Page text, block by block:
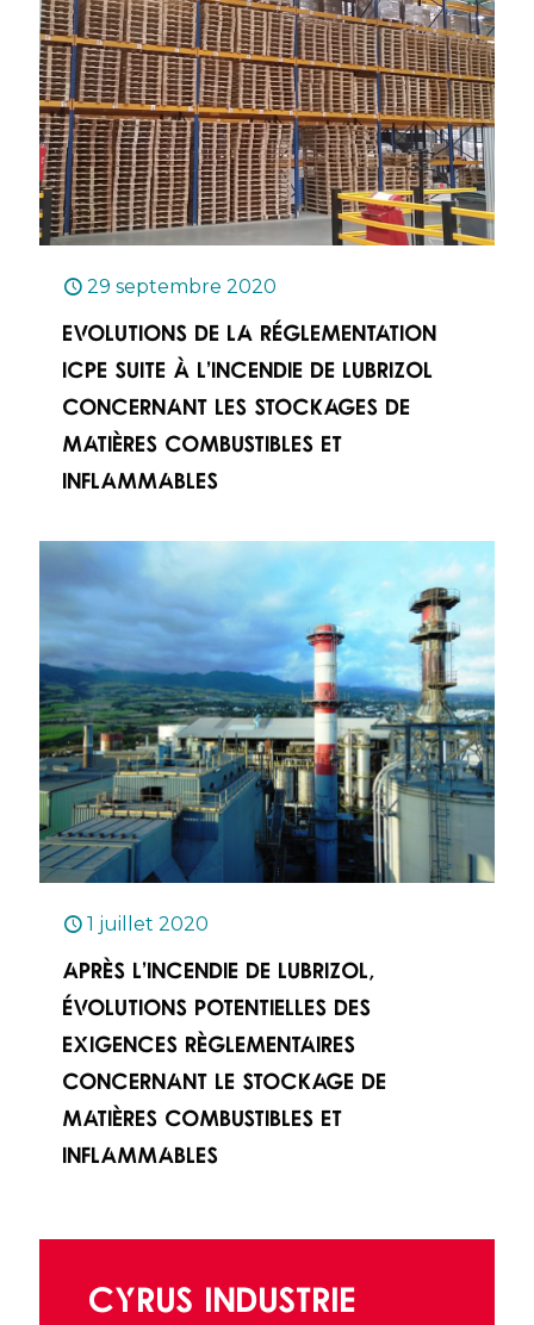
29 septembre 2020
Evolutions de la réglementation
ICPE suite à l’incendie de Lubrizol
concernant les stockages de
matières combustibles et
inflammables
1 juillet 2020
Après l’incendie de Lubrizol,
évolutions potentielles des
exigences règlementaires
concernant le stockage de
matières combustibles et
inflammables
CYRUS INDUSTRIE